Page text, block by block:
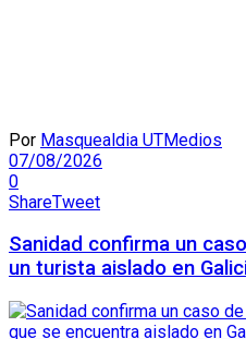
Por Masquealdia UTMedios
07/08/2026
0
ShareTweet
Sanidad confirma un
un turista aislado en